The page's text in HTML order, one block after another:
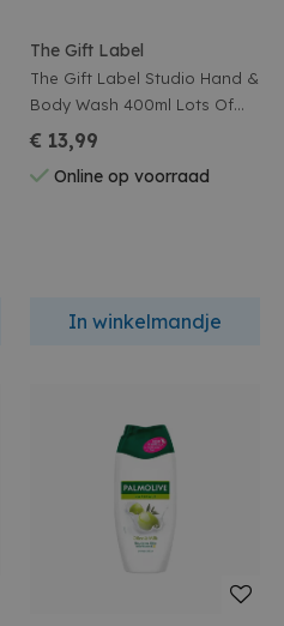
The Gift Label
The Gift Label Studio Hand &
Body Wash 400ml Lots Of
Love
€ 13,99
Online op voorraad
In winkelmandje